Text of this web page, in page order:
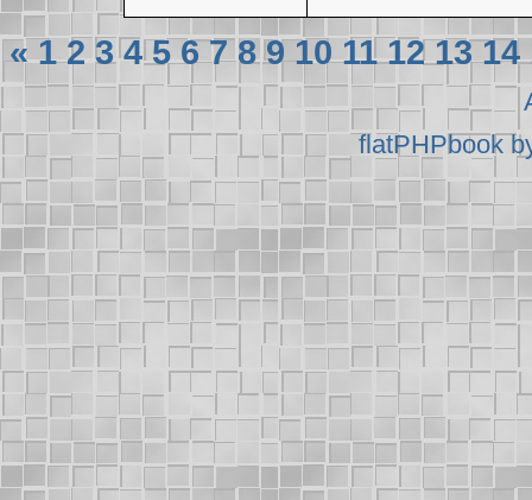
« 1 2 3 4 5 6 7 8 9 10 11 12 13 14
flatPHPbook